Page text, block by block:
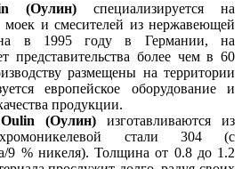
(Оулин) специализируется на
моек и смесителей из нержавеющей
в 1995 году в Германии, на
представительства более чем в 60
размещены на территории
европейское оборудование и
продукции.
(Оулин) изготавливаются из
хромоникелевой стали 304 (с
9 % никеля). Толщина от 0.8 до 1.2